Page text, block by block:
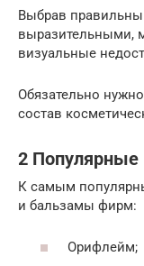
Выбрав
выразительными,
визуальные
Обязательно
состав
2 Популярные
К самым
и бальзамы фирм:
Орифлейм;